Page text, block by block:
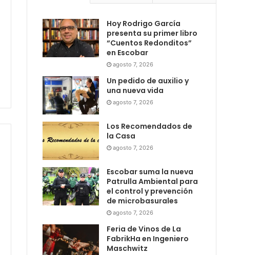
Hoy Rodrigo García
presenta su primer libro
“Cuentos Redonditos”
en Escobar
agosto 7, 2026
Un pedido de auxilio y
una nueva vida
agosto 7, 2026
Los Recomendados de
la Casa
agosto 7, 2026
Escobar suma la nueva
Patrulla Ambiental para
el control y prevención
de microbasurales
agosto 7, 2026
Feria de Vinos de La
FabrikHa en Ingeniero
Maschwitz